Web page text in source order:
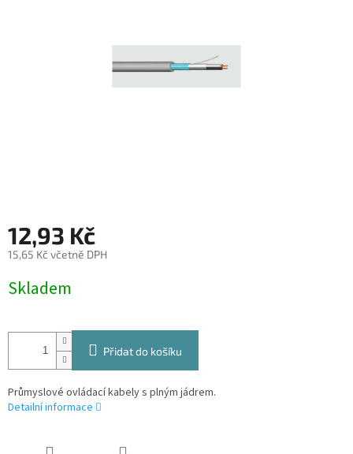
12,93 Kč
15,65 Kč včetně DPH
cena:
Skladem
Přidat do košíku
Průmyslové ovládací kabely s plným jádrem.
Detailní informace